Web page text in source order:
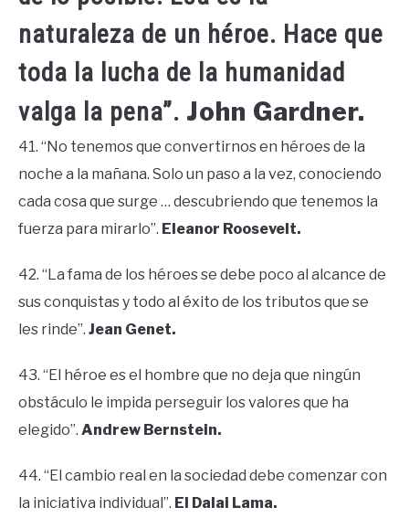
naturaleza de un héroe. Hace que
toda la lucha de la humanidad
valga la pena”. John Gardner.
41. “No tenemos que convertirnos en héroes de la
noche a la mañana. Solo un paso a la vez, conociendo
cada cosa que surge … descubriendo que tenemos la
fuerza para mirarlo”. Eleanor Roosevelt.
42. “La fama de los héroes se debe poco al alcance de
sus conquistas y todo al éxito de los tributos que se
les rinde”. Jean Genet.
43. “El héroe es el hombre que no deja que ningún
obstáculo le impida perseguir los valores que ha
elegido”. Andrew Bernstein.
44. “El cambio real en la sociedad debe comenzar con
la iniciativa individual”. El Dalai Lama.